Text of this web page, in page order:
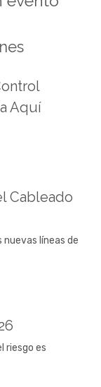
Aquí
Cableado
nuevas líneas de
riesgo es